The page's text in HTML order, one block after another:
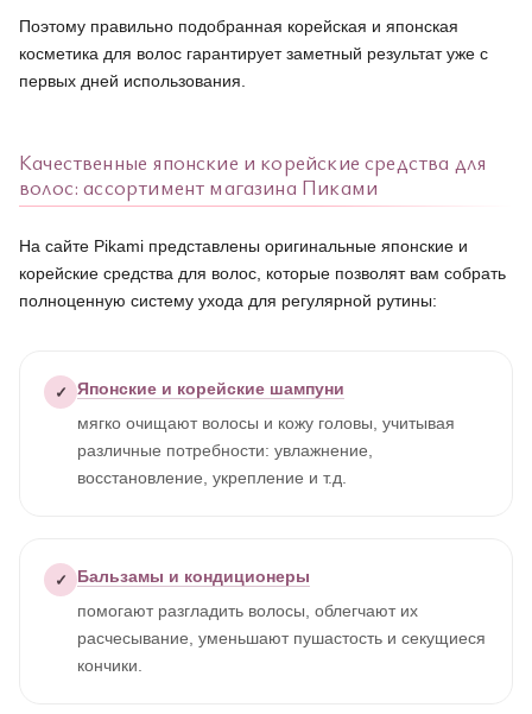
Поэтому правильно подобранная корейская и японская
косметика для волос гарантирует заметный результат уже с
первых дней использования.
Качественные японские и корейские средства для
волос: ассортимент магазина Пиками
На сайте Pikami представлены оригинальные японские и
корейские средства для волос, которые позволят вам собрать
полноценную систему ухода для регулярной рутины:
✓
Японские и корейские шампуни
мягко очищают волосы и кожу головы, учитывая
различные потребности: увлажнение,
восстановление, укрепление и т.д.
✓
Бальзамы и кондиционеры
помогают разгладить волосы, облегчают их
расчесывание, уменьшают пушастость и секущиеся
кончики.